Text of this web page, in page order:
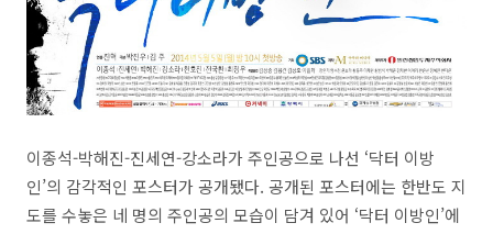
이종석-박해진-진세연-강소라가 주인공으로 나선 ‘닥터 이방
인’의 감각적인 포스터가 공개됐다. 공개된 포스터에는 한반도 지
도를 수놓은 네 명의 주인공의 모습이 담겨 있어 ‘닥터 이방인’에